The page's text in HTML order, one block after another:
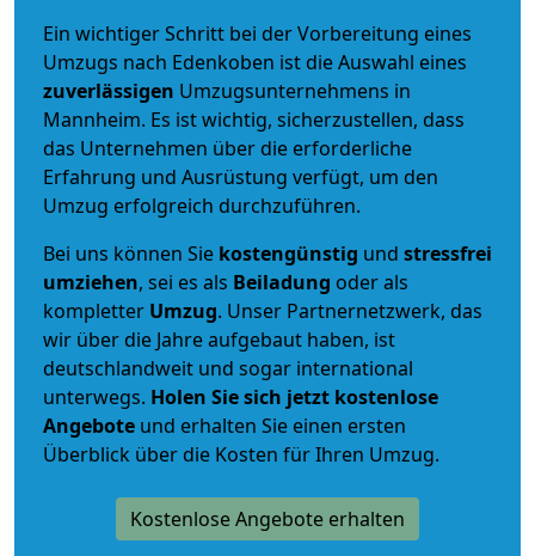
Ein wichtiger Schritt bei der Vorbereitung eines
Umzugs nach Edenkoben ist die Auswahl eines
zuverlässigen Umzugsunternehmens in
Mannheim. Es ist wichtig, sicherzustellen, dass
das Unternehmen über die erforderliche
Erfahrung und Ausrüstung verfügt, um den
Umzug erfolgreich durchzuführen.
Bei uns können Sie kostengünstig und stressfrei
umziehen, sei es als Beiladung oder als
kompletter Umzug. Unser Partnernetzwerk, das
wir über die Jahre aufgebaut haben, ist
deutschlandweit und sogar international
unterwegs. Holen Sie sich jetzt kostenlose
Angebote und erhalten Sie einen ersten
Überblick über die Kosten für Ihren Umzug.
Kostenlose Angebote erhalten